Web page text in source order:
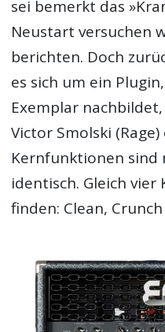
sei bemerkt das
Neustart versuchen
berichten. Doch
es sich um ein
Exemplar
Victor Smolski
Kernfunktionen sind
identisch. Gleich vier
finden: Clean,